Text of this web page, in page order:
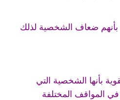
بأنهم ضعاف الشخصية لذلك
بأنها الشخصية التي
المواقف المختلفة